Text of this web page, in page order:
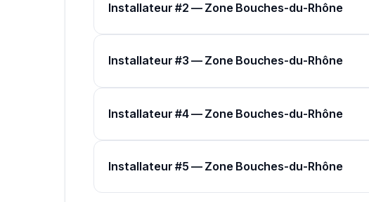
Installateur #2 — Zone Bouches-du-Rhône
Installateur #3 — Zone Bouches-du-Rhône
Installateur #4 — Zone Bouches-du-Rhône
Installateur #5 — Zone Bouches-du-Rhône